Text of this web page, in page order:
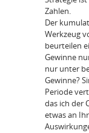
Zahlen.
Der
Werkzeug
beurteilen
Gewinne
nur unter
Gewinne?
Periode
das ich der
etwas an